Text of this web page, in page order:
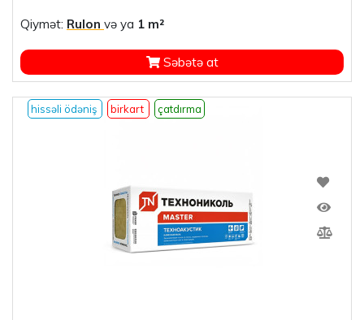
Qiymət: Rulon və ya 1 m²
Səbətə at
hissəli ödəniş birkart çatdırma